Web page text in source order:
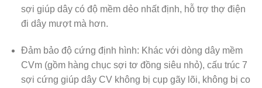
sợi giúp dây có độ mềm dẻo nhất định, hỗ trợ thợ điện
đi dây mượt mà hơn.
Đảm bảo độ cứng định hình: Khác với dòng dây mềm
CVm (gồm hàng chục sợi tơ đồng siêu nhỏ), cấu trúc 7
sợi cứng giúp dây CV không bị cụp gãy lõi, không bị co